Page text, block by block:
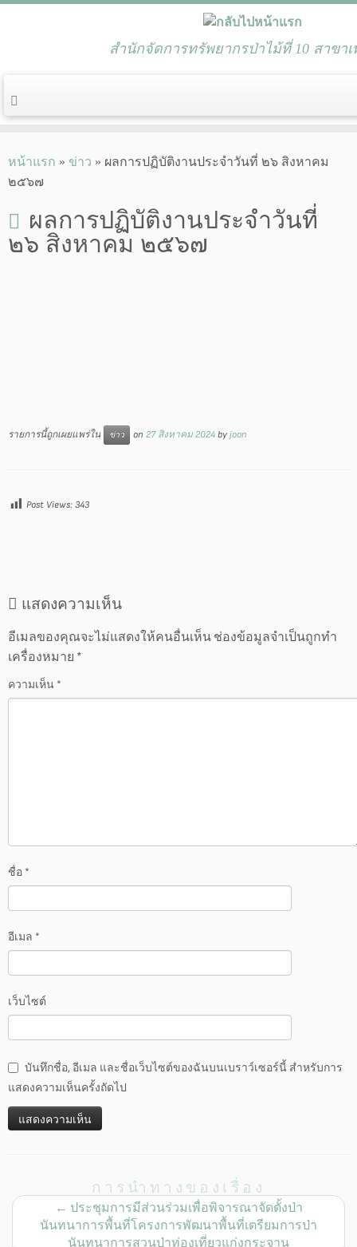
to
content
สำนักจัดการทรัพยากรป่าไม้ที่ 10 สาขา
หน้าแรก » ข่าว » ผลการปฏิบัติงานประจำวันที่ ๒๖ สิงหาคม
๒๕๖๗
ผลการปฏิบัติงานประจำวันที่
๒๖ สิงหาคม ๒๕๖๗
รายการนี้ถูกเผยแพร่ใน ข่าว on 27 สิงหาคม 2024 by joon
Post Views: 343
แสดงความเห็น
อีเมลของคุณจะไม่แสดงให้คนอื่นเห็น ช่องข้อมูลจำเป็นถูกทำ
เครื่องหมาย *
ความเห็น *
ชื่อ *
อีเมล *
เว็บไซต์
บันทึกชื่อ, อีเมล และชื่อเว็บไซต์ของฉันบนเบราว์เซอร์นี้ สำหรับการ
แสดงความเห็นครั้งถัดไป
การนำทางของเรื่อง
← ประชุมการมีส่วนร่วมเพื่อพิจารณาจัดตั้งป่า
นันทนาการพื้นที่โครงการพัฒนาพื้นที่เตรียมการป่า
นันทนาการสวนป่าท่องเที่ยวแก่งกระจาน